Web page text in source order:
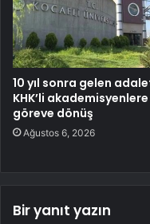
10 yıl sonra gelen
KHK’li akademisyenlere
göreve dönüş
Ağustos 6, 2026
Bir yanıt yazın